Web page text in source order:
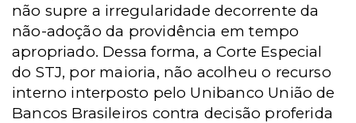
não supre a irregularidade decorrente da
não-adoção da providência em tempo
apropriado. Dessa forma, a Corte Especial
do STJ, por maioria, não acolheu o recurso
interno interposto pelo Unibanco União de
Bancos Brasileiros contra decisão proferida